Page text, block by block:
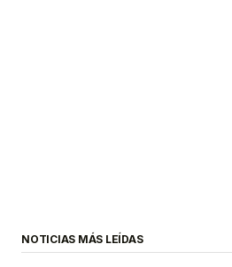
NOTICIAS MÁS LEÍDAS